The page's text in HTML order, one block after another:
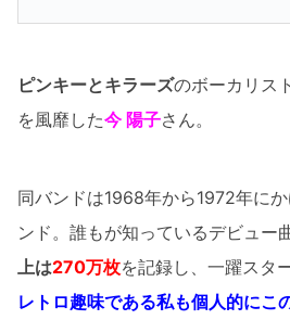
ピンキーとキラーズのボーカリス
を風靡した今 陽子さん。
同バンドは1968年から1972年に
ンド。誰もが知っているデビュー
上は270万枚を記録し、一躍スタ
レトロ趣味である私も個人的にこ